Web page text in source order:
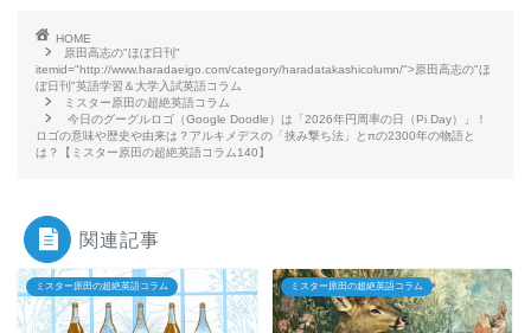
HOME
原田高志の"ほぼ日刊"
itemid="http://www.haradaeigo.com/category/haradatakashicolumn/">原田高志の"ほ
ぼ日刊"英語学習＆大学入試英語コラム
ミスター原田の超絶英語コラム
今日のグーグルロゴ（Google Doodle）は「2026年円周率の日（Pi Day）」！
ロゴの意味や歴史や由来は？アルキメデスの「挟み撃ち法」とπの2300年の物語と
は？【ミスター原田の超絶英語コラム140】
関連記事
ミスター原田の超絶英語コラム ミスター原田の超絶英語コラム